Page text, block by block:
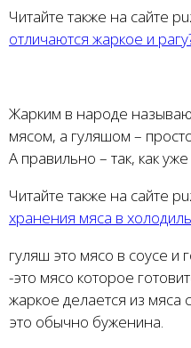
Читайте также на сайте
отличаются жаркое и
Жарким в народе
мясом, а гуляшом –
А правильно – так, как
Читайте также на сайте
хранения мяса в
гуляш это мясо в соусе и
-это мясо которое
жаркое делается из мяса
это обычно буженина.